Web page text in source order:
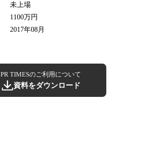
未上場
1100万円
2017年08月
PR TIMESのご利用について
資料をダウンロード